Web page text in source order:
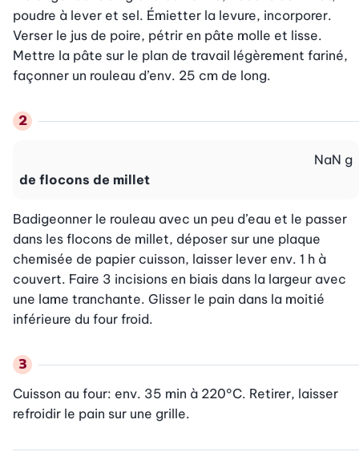
poudre à lever et sel. Émietter la levure, incorporer.
Verser le jus de poire, pétrir en pâte molle et lisse.
Mettre la pâte sur le plan de travail légèrement fariné,
façonner un rouleau d’env. 25 cm de long.
de flocons de millet
NaN g
Badigeonner le rouleau avec un peu d’eau et le passer
dans les flocons de millet, déposer sur une plaque
chemisée de papier cuisson, laisser lever env. 1 h à
couvert. Faire 3 incisions en biais dans la largeur avec
une lame tranchante. Glisser le pain dans la moitié
inférieure du four froid.
Cuisson au four: env. 35 min à 220°C. Retirer, laisser
refroidir le pain sur une grille.